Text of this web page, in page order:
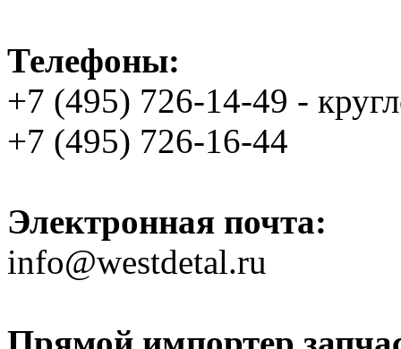
Телефоны:
+7 (495) 726-14-49 -
+7 (495) 726-16-44
Электронная почта:
info@westdetal.ru